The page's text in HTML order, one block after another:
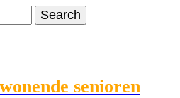
senioren